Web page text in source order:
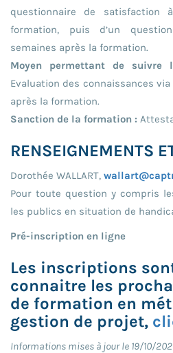
questionnaire de satisfaction
formation, puis d’un
semaines après la formation.
Moyen permettant de suivre
Evaluation des connaissances
après la formation.
Sanction de la formation :
RENSEIGNEMENTS
Dorothée WALLART,
Pour toute question y compris
les publics en situation de
Pré-inscription en ligne
Les inscriptions
connaitre les
de formation en
gestion de projet,
Informations mises à jour le 19/10/